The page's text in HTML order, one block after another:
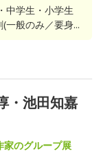
中学生・小学生
般のみ／要身...
・池田知嘉
家のグループ展